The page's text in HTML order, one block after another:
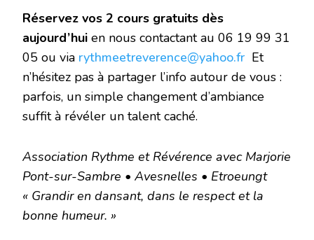
Réservez vos 2 cours gratuits dès
aujourd’hui ‌ en nous contactant au 06 19 99 31
05 ou via rythmeetreverence@yahoo.frEt
n’hésitez pas à partager l’info autour de vous :
parfois, un simple changement d’ambiance
suffit à révéler un talent caché.
Association Rythme et Révérence avec Marjorie
Pont-sur-Sambre • Avesnelles • Etroeungt
« Grandir en dansant, dans le respect et la
bonne humeur. »